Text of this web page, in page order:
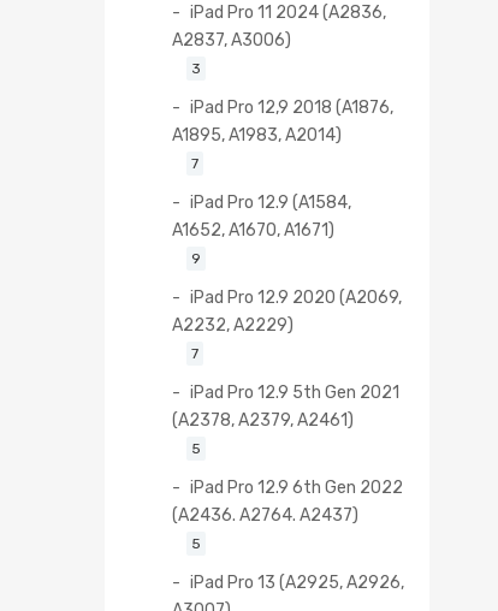
iPad Pro 11 2024 (A2836,
A2837, A3006)
3
iPad Pro 12,9 2018 (A1876,
A1895, A1983, A2014)
7
iPad Pro 12.9 (A1584,
A1652, A1670, A1671)
9
iPad Pro 12.9 2020 (A2069,
A2232, A2229)
7
iPad Pro 12.9 5th Gen 2021
(A2378, A2379, A2461)
5
iPad Pro 12.9 6th Gen 2022
(A2436. A2764. A2437)
5
iPad Pro 13 (A2925, A2926,